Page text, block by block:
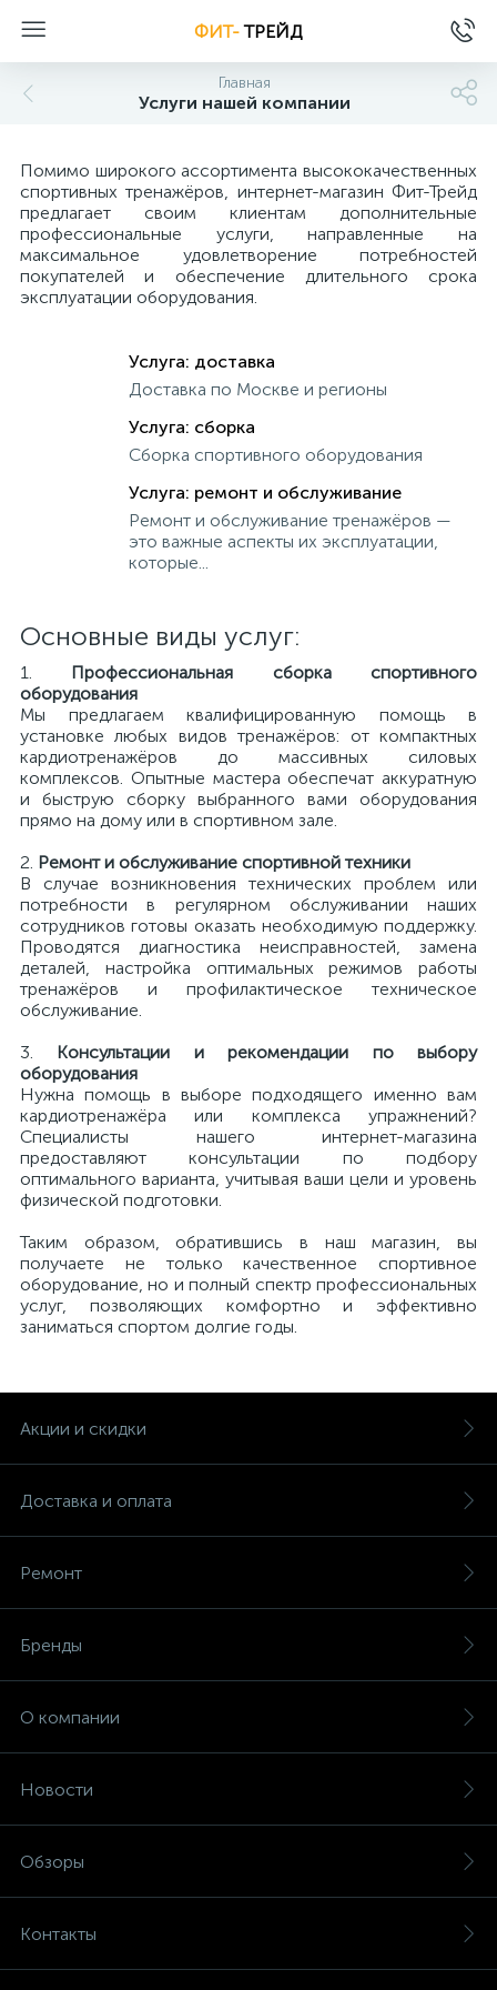
ФИТ-ТРЕЙД
Главная
Услуги нашей компании
Помимо широкого ассортимента высококачественных
спортивных тренажёров, интернет-магазин Фит-Трейд
предлагает своим клиентам дополнительные
профессиональные услуги, направленные на
максимальное удовлетворение потребностей
покупателей и обеспечение длительного срока
эксплуатации оборудования.
Услуга: доставка
Доставка по Москве и регионы
Услуга: сборка
Сборка спортивного оборудования
Услуга: ремонт и обслуживание
Ремонт и обслуживание тренажёров —
это важные аспекты их эксплуатации,
которые...
Основные виды услуг:
1. Профессиональная сборка спортивного
оборудования
Мы предлагаем квалифицированную помощь в
установке любых видов тренажёров: от компактных
кардиотренажёров до массивных силовых
комплексов. Опытные мастера обеспечат аккуратную
и быструю сборку выбранного вами оборудования
прямо на дому или в спортивном зале.
2. Ремонт и обслуживание спортивной техники
В случае возникновения технических проблем или
потребности в регулярном обслуживании наших
сотрудников готовы оказать необходимую поддержку.
Проводятся диагностика неисправностей, замена
деталей, настройка оптимальных режимов работы
тренажёров и профилактическое техническое
обслуживание.
3. Консультации и рекомендации по выбору
оборудования
Нужна помощь в выборе подходящего именно вам
кардиотренажёра или комплекса упражнений?
Специалисты нашего интернет-магазина
предоставляют консультации по подбору
оптимального варианта, учитывая ваши цели и уровень
физической подготовки.
Таким образом, обратившись в наш магазин, вы
получаете не только качественное спортивное
оборудование, но и полный спектр профессиональных
услуг, позволяющих комфортно и эффективно
заниматься спортом долгие годы.
Акции и скидки
Доставка и оплата
Ремонт
Бренды
О компании
Новости
Обзоры
Контакты